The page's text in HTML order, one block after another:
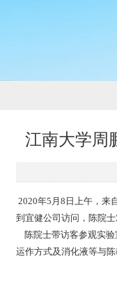
江南大学周
2020年5月8日上午，来
到宜健公司访问，陈院
陈院士带访客参观实验
运作方式及消化液等与